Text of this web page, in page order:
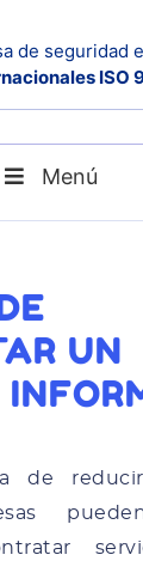
de seguridad
ISO
Menú
UN
de